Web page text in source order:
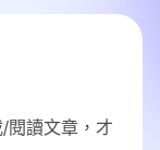
閱讀文章，才